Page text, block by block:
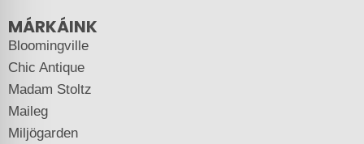
MÁRKÁINK
Bloomingville
Chic Antique
Madam Stoltz
Maileg
Miljögarden